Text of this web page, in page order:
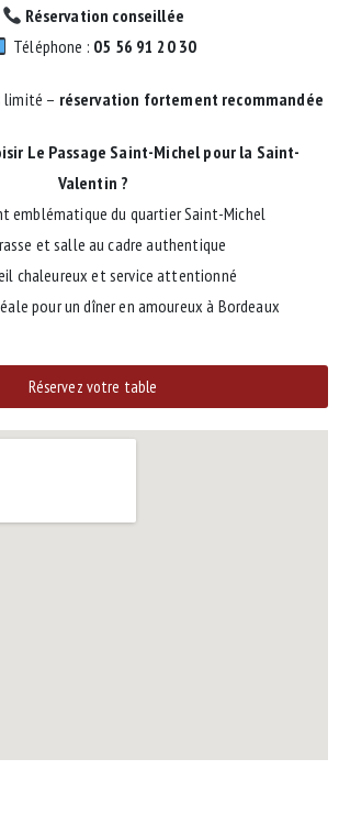
Réservation conseillée
Téléphone : 05 56 91 20 30
limité – réservation fortement recommandée
Le Passage Saint-Michel pour la Saint-
Valentin ?
emblématique du quartier Saint-Michel
et salle au cadre authentique
chaleureux et service attentionné
pour un dîner en amoureux à Bordeaux
Réservez votre table